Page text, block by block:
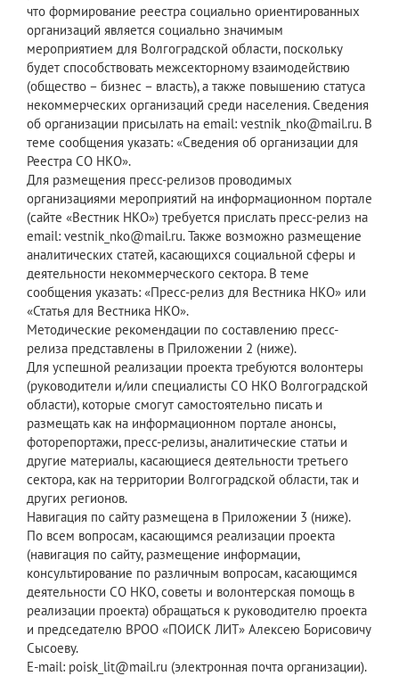
что формирование реестра социально ориентированных
организаций является социально значимым
мероприятием для Волгоградской области, поскольку
будет способствовать межсекторному взаимодействию
(общество – бизнес – власть), а также повышению статуса
некоммерческих организаций среди населения. Сведения
об организации присылать на email: vestnik_nko@mail.ru. В
теме сообщения указать: «Сведения об организации для
Реестра СО НКО».
Для размещения пресс-релизов проводимых
организациями мероприятий на информационном портале
(сайте «Вестник НКО») требуется прислать пресс-релиз на
email: vestnik_nko@mail.ru. Также возможно размещение
аналитических статей, касающихся социальной сферы и
деятельности некоммерческого сектора. В теме
сообщения указать: «Пресс-релиз для Вестника НКО» или
«Статья для Вестника НКО».
Методические рекомендации по составлению пресс-
релиза представлены в Приложении 2 (ниже).
Для успешной реализации проекта требуются волонтеры
(руководители и/или специалисты СО НКО Волгоградской
области), которые смогут самостоятельно писать и
размещать как на информационном портале анонсы,
фоторепортажи, пресс-релизы, аналитические статьи и
другие материалы, касающиеся деятельности третьего
сектора, как на территории Волгоградской области, так и
других регионов.
Навигация по сайту размещена в Приложении 3 (ниже).
По всем вопросам, касающимся реализации проекта
(навигация по сайту, размещение информации,
консультирование по различным вопросам, касающимся
деятельности СО НКО, советы и волонтерская помощь в
реализации проекта) обращаться к руководителю проекта
и председателю ВРОО «ПОИСК ЛИТ» Алексею Борисовичу
Сысоеву.
E-mail: poisk_lit@mail.ru (электронная почта организации).